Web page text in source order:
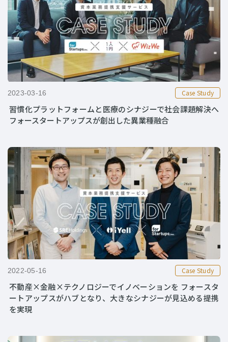
2023-03-16 Case Study
習慣化プラットフォームと医療のシナジーで社会課題解決へ
フォースタートアップスが創出した異業種融合
2022-05-16 Case Study
不動産×金融×テクノロジーでイノベーションを フォースタ
ートアップスがハブとなり、大きなシナジーが見込める提携
を実現